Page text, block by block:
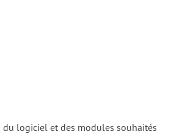
logiciel et des modules souhaités